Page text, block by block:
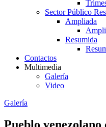
Sector Público
Ampliada
Resumida
Contactos
Multimedia
Galería
Video
Galería